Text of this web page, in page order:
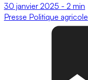
30 janvier 2025 - 2 min
Presse Politique agricole